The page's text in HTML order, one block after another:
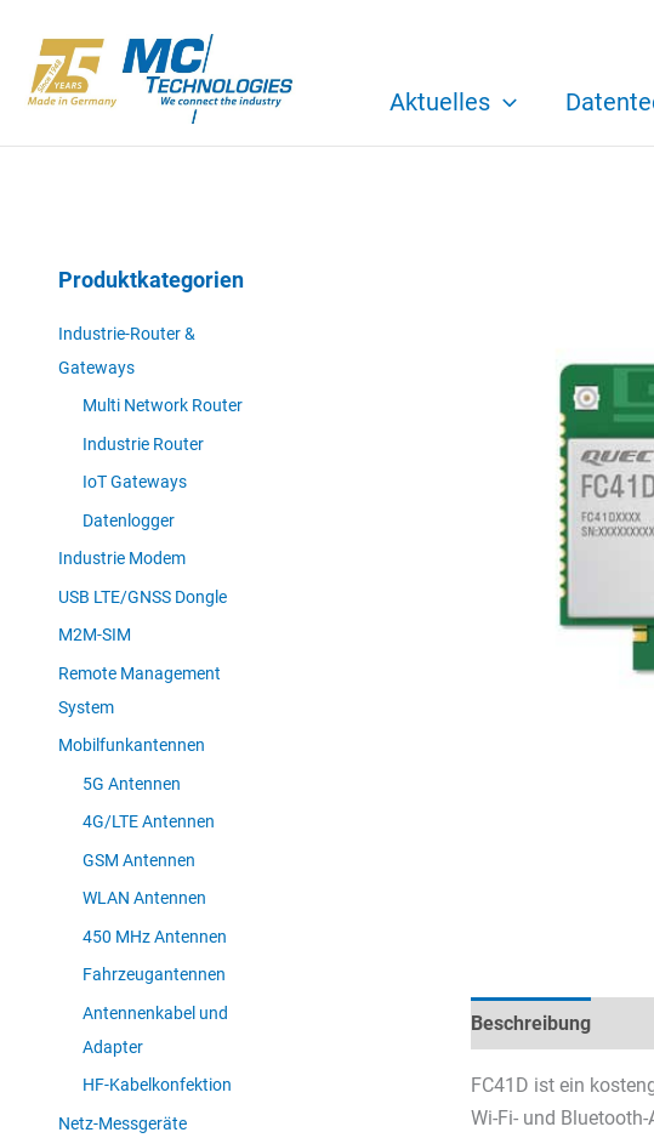
Inhalt
springen
Aktuelles
Produktkategorien
Industrie-Router &
Gateways
Multi Network Router
Industrie Router
IoT Gateways
Datenlogger
Industrie Modem
USB LTE/GNSS Dongle
M2M-SIM
Remote Management
System
Mobilfunkantennen
5G Antennen
4G/LTE Antennen
GSM Antennen
WLAN Antennen
450 MHz Antennen
Fahrzeugantennen
Antennenkabel und
Adapter
HF-Kabelkonfektion
Netz-Messgeräte
Beschreibung
FC41D ist ein
Wi-Fi- und